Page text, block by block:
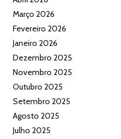
Março 2026
Fevereiro 2026
Janeiro 2026
Dezembro 2025
Novembro 2025
Outubro 2025
Setembro 2025
Agosto 2025
Julho 2025